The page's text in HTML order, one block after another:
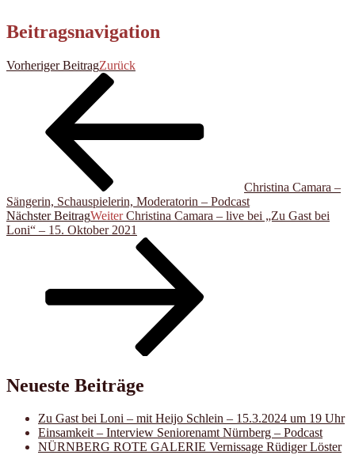
Beitragsnavigation
Vorheriger BeitragZurück
Christina Camara –
Sängerin, Schauspielerin, Moderatorin – Podcast
Nächster BeitragWeiter Christina Camara – live bei „Zu Gast bei
Loni“ – 15. Oktober 2021
Neueste Beiträge
Zu Gast bei Loni – mit Heijo Schlein – 15.3.2024 um 19 Uhr
Einsamkeit – Interview Seniorenamt Nürnberg – Podcast
NÜRNBERG ROTE GALERIE Vernissage Rüdiger Löster